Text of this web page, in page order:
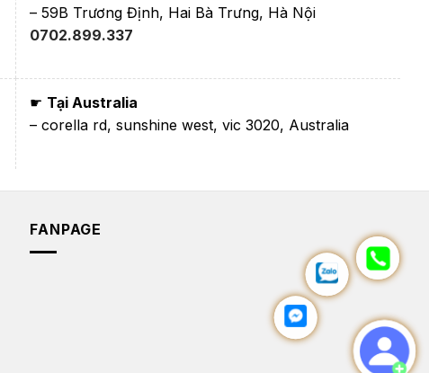
– 59B Trương Định, Hai Bà Trưng, Hà Nội
0702.899.337
☛ Tại Australia
– corella rd, sunshine west, vic 3020, Australia
FANPAGE